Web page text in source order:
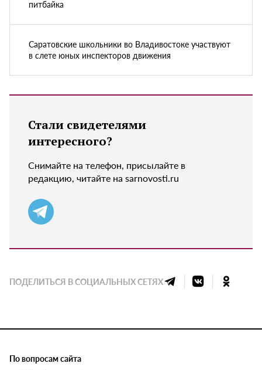
питбайка
Саратовские школьники во Владивостоке участвуют
в слете юных инспекторов движения
Стали свидетелями
интересного?
Снимайте на телефон, присылайте в
редакцию, читайте на sarnovosti.ru
ПОДЕЛИТЬСЯ В СОЦИАЛЬНЫХ СЕТЯХ
По вопросам сайта